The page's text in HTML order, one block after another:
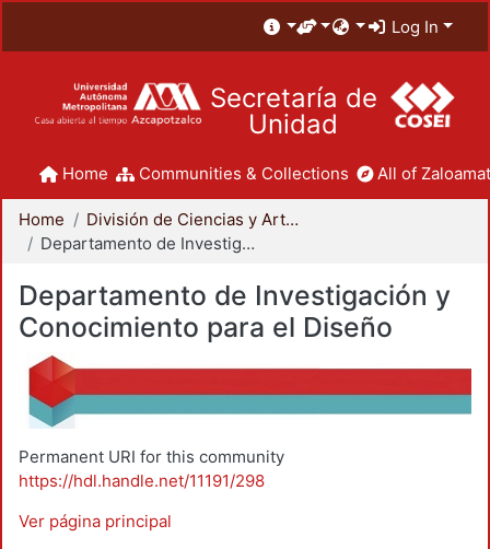
Log In
Secretaría de
Unidad
Home Communities & Collections All of
Home
División de Ciencias y Artes para el Diseño
Departamento de Investigación y Conocimiento para el Diseño
Departamento de Investigación y
Conocimiento para el Diseño
Permanent URI for this community
https://hdl.handle.net/11191/298
Ver página principal